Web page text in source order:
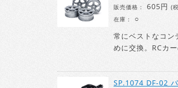
販売価格： 605円 (
在庫：
○
常にベストなコン
めに交換。RCカ
SP.1074 DF-02